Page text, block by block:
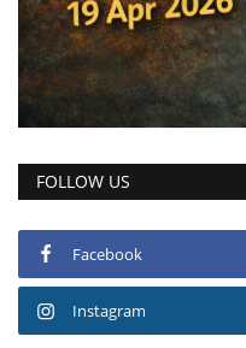
FOLLOW US
Facebook
Instagram